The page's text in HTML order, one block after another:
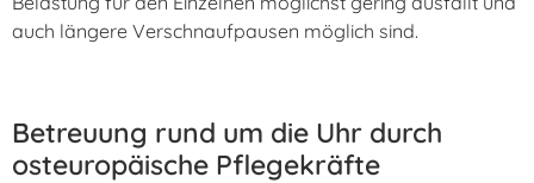
auch längere Verschnaufpausen möglich sind.
Betreuung rund um die Uhr durch
osteuropäische Pflegekräfte